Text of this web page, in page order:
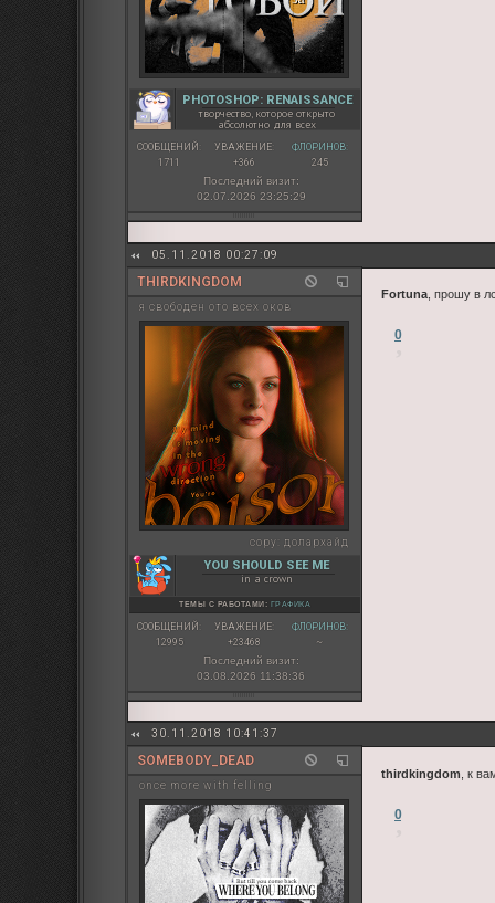
PHOTOSHOP: RENAISSANCE
творчество, которое открыто
абсолютно для всех
СООБЩЕНИЙ:
1711
УВАЖЕНИЕ:
+366
ФЛОРИНОВ:
245
Последний визит:
02.07.2026 23:25:29
05.11.2018 00:27:09
THIRDKINGDOM
я свободен ото всех оков
copy: долархайд
YOU SHOULD SEE ME
in a crown
ТЕМЫ С РАБОТАМИ: ГРАФИКА
СООБЩЕНИЙ:
12995
УВАЖЕНИЕ:
+23468
ФЛОРИНОВ:
~
Последний визит:
03.08.2026 11:38:36
Fortuna , прошу в
0
30.11.2018 10:41:37
SOMEBODY_DEAD
once more with felling
thirdkingdom , к
0